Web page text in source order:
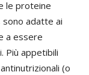
le proteine
adatte ai
a essere
Più appetibili
(o